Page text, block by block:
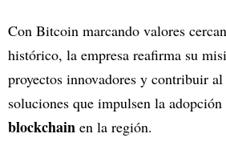
Con Bitcoin marcando valores
histórico, la empresa reafirma su
proyectos innovadores y contribuir
soluciones que impulsen la
blockchain en la región.